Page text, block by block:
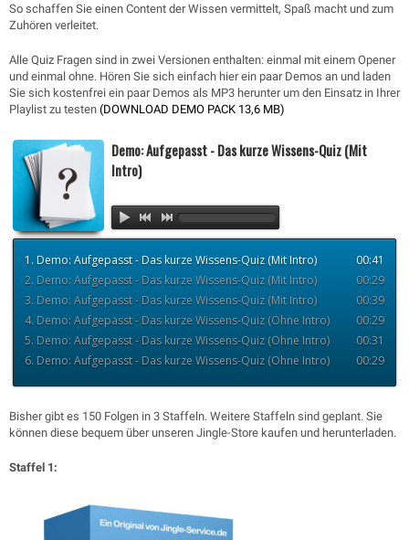
So schaffen Sie einen Content der Wissen vermittelt, Spaß macht und zum
Zuhören verleitet.
Alle Quiz Fragen sind in zwei Versionen enthalten: einmal mit einem Opener
und einmal ohne. Hören Sie sich einfach hier ein paar Demos an und laden
Sie sich kostenfrei ein paar Demos als MP3 herunter um den Einsatz in Ihrer
Playlist zu testen (DOWNLOAD DEMO PACK 13,6 MB)
Demo: Aufgepasst - Das kurze Wissens-Quiz (Mit
Intro)
Quiz-Frage: Wieviele Menschen leben auf der Erde
1. Demo: Aufgepasst - Das kurze Wissens-Quiz (Mit Intro)
00:41
2. Demo: Aufgepasst - Das kurze Wissens-Quiz (Mit Intro)
00:29
3. Demo: Aufgepasst - Das kurze Wissens-Quiz (Mit Intro)
00:39
4. Demo: Aufgepasst - Das kurze Wissens-Quiz (Ohne Intro)
00:29
5. Demo: Aufgepasst - Das kurze Wissens-Quiz (Ohne Intro)
00:31
6. Demo: Aufgepasst - Das kurze Wissens-Quiz (Ohne Intro)
00:29
Bisher gibt es 150 Folgen in 3 Staffeln. Weitere Staffeln sind geplant. Sie
können diese bequem über unseren Jingle-Store kaufen und herunterladen.
Staffel 1: